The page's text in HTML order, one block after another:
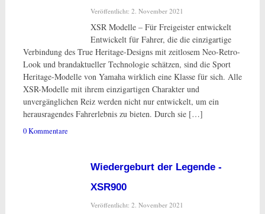
Veröffentlicht: 2. November 2021
XSR Modelle – Für Freigeister entwickelt
Entwickelt für Fahrer, die die einzigartige
Verbindung des True Heritage-Designs mit zeitlosem Neo-Retro-
Look und brandaktueller Technologie schätzen, sind die Sport
Heritage-Modelle von Yamaha wirklich eine Klasse für sich. Alle
XSR-Modelle mit ihrem einzigartigen Charakter und
unvergänglichen Reiz werden nicht nur entwickelt, um ein
herausragendes Fahrerlebnis zu bieten. Durch sie […]
0 Kommentare
Wiedergeburt der Legende -
XSR900
Veröffentlicht: 2. November 2021